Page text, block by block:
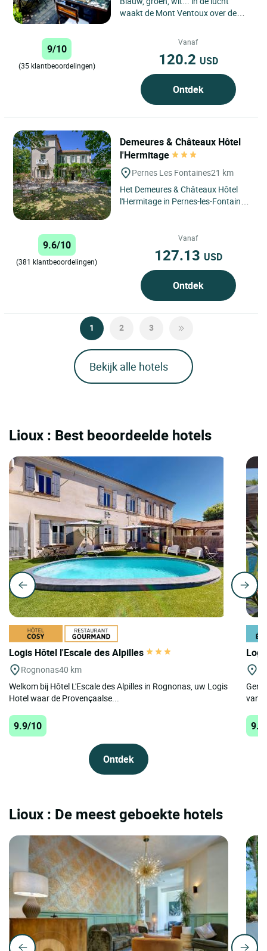
waakt de Mont Ventoux over de
9/10
(35 klantbeoordelingen)
Vanaf
120.2 USD
Ontdek
Demeures & Châteaux Hôtel
l'Hermitage
Pernes Les Fontaines21 km
Het Demeures & Châteaux Hôtel
l'Hermitage in Pernes-les-Fontaines,
9.6/10
(381 klantbeoordelingen)
Vanaf
127.13 USD
Ontdek
1 2 3
Bekijk alle hotels
Lioux : Best beoordeelde hotels
Logis Hôtel l'Escale des Alpilles
Rognonas40 km
Welkom bij Hôtel L'Escale des Alpilles in Rognonas, uw Logis
Hotel waar de Provençaalse...
9.9/10
Ontdek
van
Lioux : De meest geboekte hotels